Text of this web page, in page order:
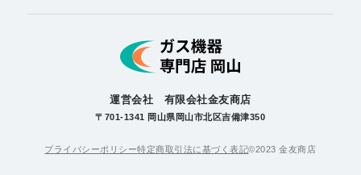
運営会社 有限会社金友商店
〒701-1341 岡山県岡山市北区吉備津350
プライバシーポリシー特定商取引法に基づく表記©2023 金友商店